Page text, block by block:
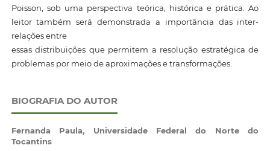
Poisson, sob uma perspectiva teórica, histórica e prática. Ao
leitor também será demonstrada a importância das inter-
relações entre
essas distribuições que permitem a resolução estratégica de
problemas por meio de aproximações e transformações.
BIOGRAFIA DO AUTOR
Fernanda Paula, Universidade Federal do Norte do
Tocantins